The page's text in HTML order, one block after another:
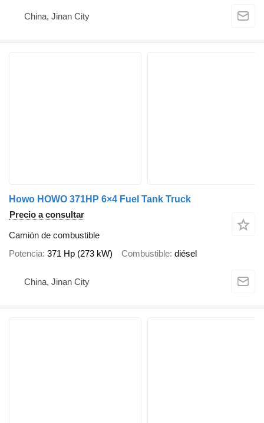
China, Jinan City
Howo HOWO 371HP 6×4 Fuel Tank Truck
Precio a consultar
Camión de combustible
Potencia 371 Hp (273 kW) Combustible diésel
China, Jinan City